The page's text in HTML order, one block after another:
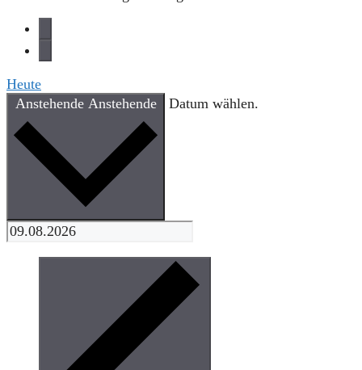
Heute
Anstehende Anstehende Datum wählen.